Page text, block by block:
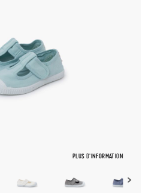
PLUS D'INFORMATION